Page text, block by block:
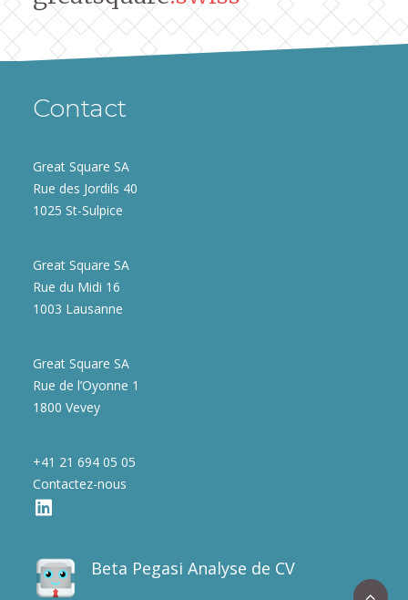
Contact
Great Square SA
Rue des Jordils 40
1025 St-Sulpice
Great Square SA
Rue du Midi 16
1003 Lausanne
Great Square SA
Rue de l’Oyonne 1
1800 Vevey
+41 21 694 05 05
Contactez-nous
Beta Pegasi Analyse de CV